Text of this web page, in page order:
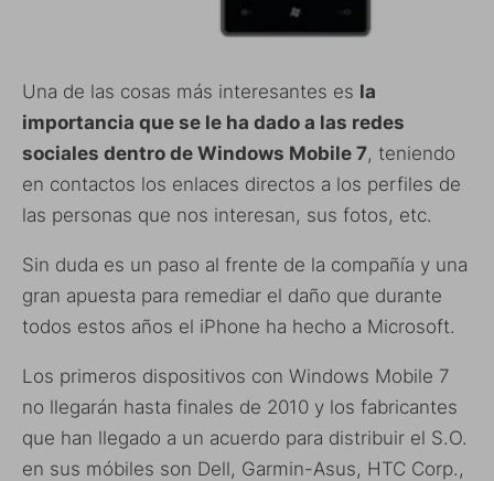
Una de las cosas más interesantes es la
importancia que se le ha dado a las redes
sociales dentro de Windows Mobile 7, teniendo
en contactos los enlaces directos a los perfiles de
las personas que nos interesan, sus fotos, etc.
Sin duda es un paso al frente de la compañía y una
gran apuesta para remediar el daño que durante
todos estos años el iPhone ha hecho a Microsoft.
Los primeros dispositivos con Windows Mobile 7
no llegarán hasta finales de 2010 y los fabricantes
que han llegado a un acuerdo para distribuir el S.O.
en sus móbiles son Dell, Garmin-Asus, HTC Corp.,